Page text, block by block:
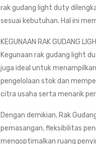
rak gudang light duty
sesuai kebutuhan. Hal ini
KEGUNAAN RAK GUDANG
Kegunaan rak gudang light
juga ideal untuk
pengelolaan stok dan
citra usaha serta menarik
Dengan demikian, Rak
pemasangan, fleksibilitas
mengoptimalkan ruang